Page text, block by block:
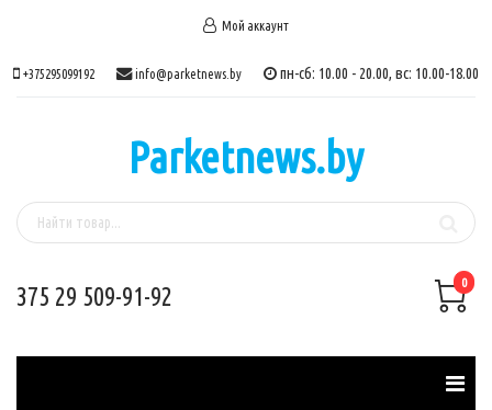
Мой аккаунт
+375295099192 info@parketnews.by пн-сб: 10.00 - 20.00, вс: 10.00-18.00
Parketnews.by
375 29 509-91-92 0